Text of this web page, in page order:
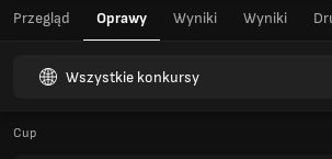
Przegląd Oprawy Wyniki Wyniki
Wszystkie konkursy
Cup